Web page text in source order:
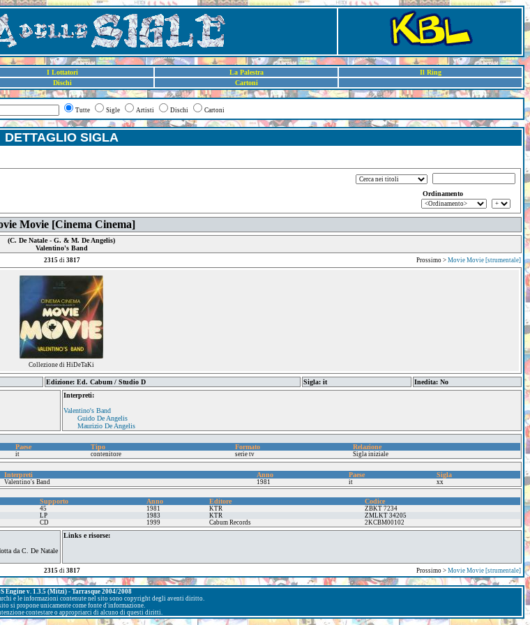
I Lottatori La Palestra
Il Ring
Dischi Cartoni
Tutte Sigle Artisti Dischi Cartoni
DETTAGLIO SIGLA
Ordinamento
Movie [Cinema Cinema]
(C. De Natale - G. & M. De Angelis)
Valentino's Band
2315di 3817 Prossimo > Movie Movie [strumentale]
Collezione di HiDeTaKi
Edizione: Ed. Cabum / Studio D Sigla: it
Inedita: No
Interpreti:
Valentino's Band
Guido De Angelis
Maurizio De Angelis
Paese Tipo Formato Relazione
it contenitore serie tv Sigla iniziale
Interpreti Anno Paese Sigla
Valentino's Band 1981 it xx
Supporto Anno Editore Codice
45 1981 KTR
ZBKT 7234
LP 1983 KTR
ZMLKT 34205
CD 1999 Cabum Records 2KCBM00102
da C. De Natale
Links e risorse:
2315di 3817 Prossimo > Movie Movie [strumentale]
Engine v. 1.3.5 (Mitzi) - Tarrasque 2004/2008
e le informazioni contenute nel sito sono copyright degli aventi diritto.
si propone unicamente come fonte d'informazione.
contestare o appropriarci di alcuno di questi diritti.